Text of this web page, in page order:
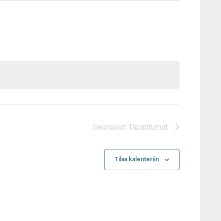
Seuraavat Tapahtumat
Tilaa kalenteriin